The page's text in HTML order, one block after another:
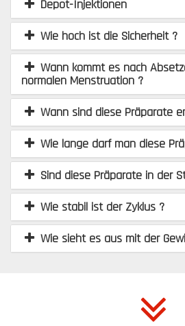
Depot-Injektionen
Wie hoch ist die Sicherheit ?
Wann kommt es nach
normalen Menstruation ?
Wann sind diese Präparate
Wie lange darf man diese
Sind diese Präparate in der
Wie stabil ist der Zyklus ?
Wie sieht es aus mit der